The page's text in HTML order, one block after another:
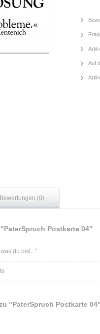
Auf
Bewertungen (0)
Postkarte 04"
du bist..."
"PaterSpruch Postkarte